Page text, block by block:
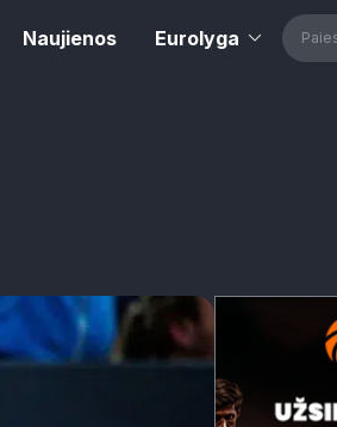
Naujienos Eurolyga